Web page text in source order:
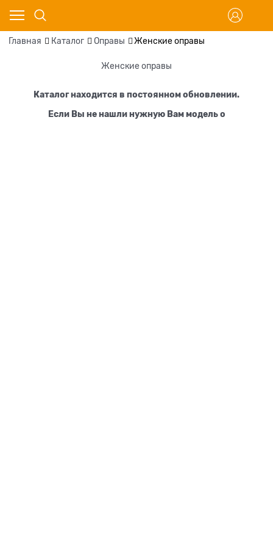
Главная Каталог Оправы Женские оправы
Женские оправы
Каталог находится в постоянном обновлении.
Если Вы не нашли нужную Вам модель о